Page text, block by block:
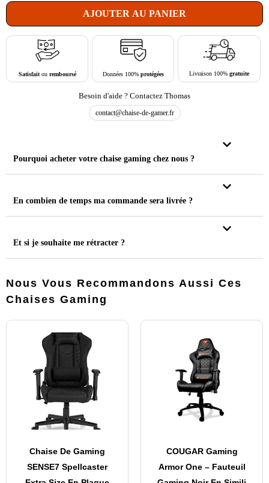
AJOUTER AU PANIER
Satisfaitou remboursé Données 100% protégées Livraison 100%gratuite
Besoin d'aide ? Contactez Thomas
contact@chaise-de-gamer.fr
Pourquoi acheter votre chaise gaming chez nous ?
En combien de temps ma commande sera livrée ?
Et si je souhaite me rétracter ?
Nous Vous Recommandons Aussi Ces
Chaises Gaming
Chaise De Gaming
SENSE7 Spellcaster
COUGAR Gaming
Armor One – Fauteuil